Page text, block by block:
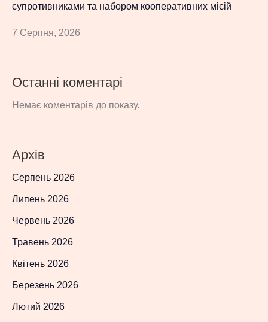
супротивниками та набором кооперативних місій
7 Серпня, 2026
Останні коментарі
Немає коментарів до показу.
Архів
Серпень 2026
Липень 2026
Червень 2026
Травень 2026
Квітень 2026
Березень 2026
Лютий 2026